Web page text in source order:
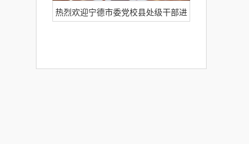
热烈欢迎宁德市委党校县处级干部进